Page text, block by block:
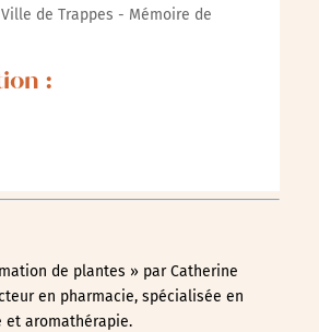
de Trappes - Mémoire de
:
de plantes » par Catherine
en pharmacie, spécialisée en
et aromathérapie.